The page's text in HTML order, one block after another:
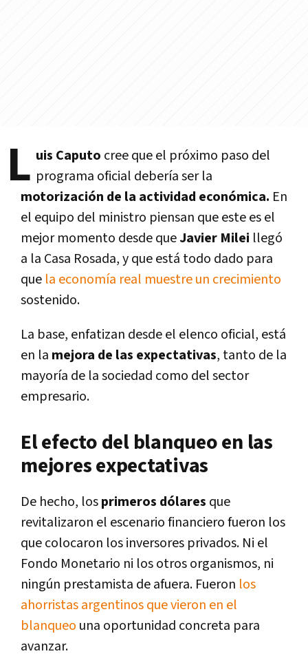
L uis Caputo cree que el próximo paso del
programa oficial debería ser la
motorización de la actividad económica. En
el equipo del ministro piensan que este es el
mejor momento desde queJavier Milei llegó
a la Casa Rosada, y que está todo dado para
que la economía real muestre un crecimiento
sostenido.
La base, enfatizan desde el elenco oficial, está
en la mejora de las expectativas, tanto de la
mayoría de la sociedad como del sector
empresario.
El efecto del blanqueo en las
mejores expectativas
De hecho, losprimeros dólares que
revitalizaron el escenario financiero fueron los
que colocaron los inversores privados. Ni el
Fondo Monetario ni los otros organismos, ni
ningún prestamista de afuera. Fueron los
ahorristas argentinos que vieron en el
blanqueo una oportunidad concreta para
avanzar.